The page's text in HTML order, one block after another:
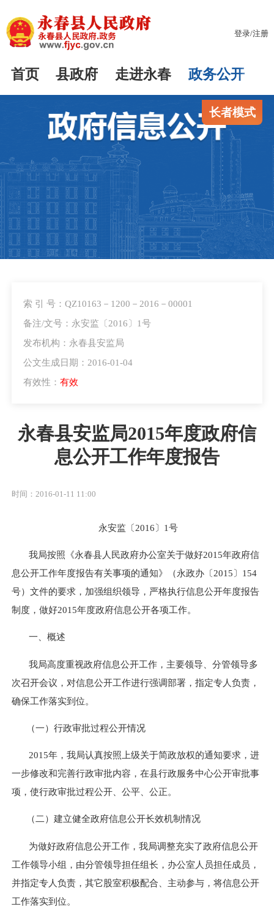
登录/注册
首页 县政府 走进永春 政务公开
长者模式
索 引 号：QZ10163－1200－2016－00001
备注/文号：永安监〔2016〕1号
发布机构：永春县安监局
公文生成日期：2016-01-04
有效性： 有效
永春县安监局2015年度政府信
息公开工作年度报告
时间：2016-01-11 11:00
永安监〔2016〕 1号
我局按照《永春县人民政府办公室关于做好2015年政府信
息公开工作年度报告有关事项的通知》（永政办〔2015〕 154
号）文件的要求，加强组织领导，严格执行信息公开年度报告
制度，做好2015年度政府信息公开各项工作。
一、概述
我局高度重视政府信息公开工作，主要领导、分管领导多
次召开会议，对信息公开工作进行强调部署，指定专人负责，
确保工作落实到位。
（一）行政审批过程公开情况
2015年，我局认真按照上级关于简政放权的通知要求，进
一步修改和完善行政审批内容，在县行政服务中心公开审批事
项，使行政审批过程公开、公平、公正。
（二）建立健全政府信息公开长效机制情况
为做好政府信息公开工作，我局调整充实了政府信息公开
工作领导小组，由分管领导担任组长，办公室人员担任成员，
并指定专人负责，其它股室积极配合、主动参与，将信息公开
工作落实到位。